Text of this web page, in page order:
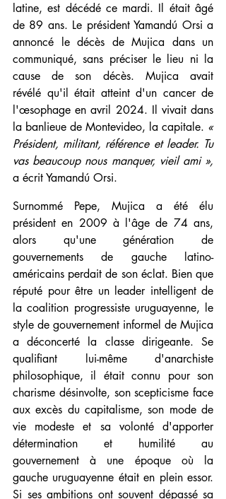
latine, est décédé ce mardi. Il était âgé
de 89 ans. Le président Yamandú Orsi a
annoncé le décès de Mujica dans un
communiqué, sans préciser le lieu ni la
cause de son décès. Mujica avait
révélé qu'il était atteint d'un cancer de
l'œsophage en avril 2024. Il vivait dans
la banlieue de Montevideo, la capitale. «
Président, militant, référence et leader. Tu
vas beaucoup nous manquer, vieil ami »,
a écrit Yamandú Orsi.
Surnommé Pepe, Mujica a été élu
président en 2009 à l'âge de 74 ans,
alors qu'une génération de
gouvernements de gauche latino-
américains perdait de son éclat. Bien que
réputé pour être un leader intelligent de
la coalition progressiste uruguayenne, le
style de gouvernement informel de Mujica
a déconcerté la classe dirigeante. Se
qualifiant lui-même d'anarchiste
philosophique, il était connu pour son
charisme désinvolte, son scepticisme face
aux excès du capitalisme, son mode de
vie modeste et sa volonté d'apporter
détermination et humilité au
gouvernement à une époque où la
gauche uruguayenne était en plein essor.
Si ses ambitions ont souvent dépassé sa